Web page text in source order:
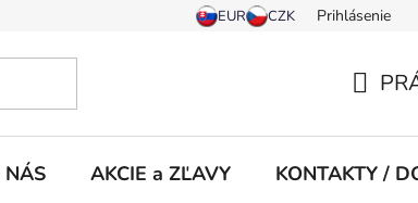
Prihlásenie
KOŠÍK
NÁS AKCIE a ZĽAVY KONTAKTY /